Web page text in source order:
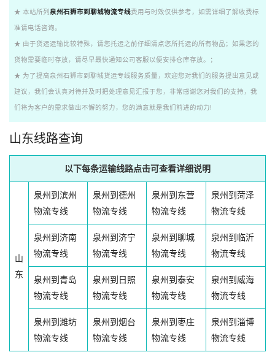
★ 本站所列 泉州石狮市到聊城物流专线费用与时效仅供参考，如需详细了解收费标
准请电话咨询。
★ 由于货运运输比较特殊，请您托运之前仔细清点您所托运的所有物品；如果您的
货物需要临时存放，请尽早最快通知公司客服以便安排仓库存放。；
★ 为了提高泉州石狮市到聊城货运专线服务质量，欢迎您对我们的服务提出意见或
建议，我们会认真对待并及时把处理意见汇报于您，非常感谢您对我们的支持，我
们将为客户的需求做出不懈的努力，您的满意就是我们前进的动力!
山东线路查询
以下每条运输线路点击可查看详细说明
山
东
泉州到滨州
物流专线
泉州到德州
物流专线
泉州到东营
物流专线
泉州到菏泽
物流专线
泉州到济南
物流专线
泉州到济宁
物流专线
泉州到聊城
物流专线
泉州到临沂
物流专线
泉州到青岛
物流专线
泉州到日照
物流专线
泉州到泰安
物流专线
泉州到威海
物流专线
泉州到潍坊
物流专线
泉州到烟台
物流专线
泉州到枣庄
物流专线
泉州到淄博
物流专线